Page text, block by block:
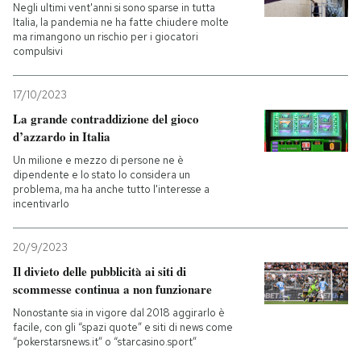
Negli ultimi vent'anni si sono sparse in tutta
Italia, la pandemia ne ha fatte chiudere molte
ma rimangono un rischio per i giocatori
compulsivi
17/10/2023
La grande contraddizione del gioco
d’azzardo in Italia
Un milione e mezzo di persone ne è
dipendente e lo stato lo considera un
problema, ma ha anche tutto l'interesse a
incentivarlo
20/9/2023
Il divieto delle pubblicità ai siti di
scommesse continua a non funzionare
Nonostante sia in vigore dal 2018 aggirarlo è
facile, con gli “spazi quote” e siti di news come
“pokerstarsnews.it” o “starcasino.sport”